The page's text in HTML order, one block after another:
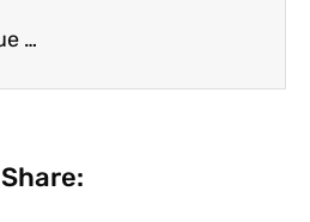
¿Cómo lograr que tu equipo disfrute una capacitación?
Share: